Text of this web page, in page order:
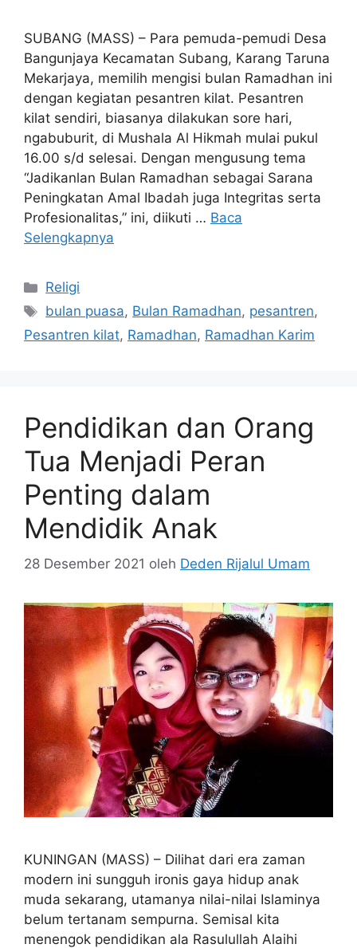
SUBANG (MASS) – Para pemuda-pemudi Desa
Bangunjaya Kecamatan Subang, Karang Taruna
Mekarjaya, memilih mengisi bulan Ramadhan ini
dengan kegiatan pesantren kilat. Pesantren
kilat sendiri, biasanya dilakukan sore hari,
ngabuburit, di Mushala Al Hikmah mulai pukul
16.00 s/d selesai. Dengan mengusung tema
“Jadikanlan Bulan Ramadhan sebagai Sarana
Peningkatan Amal Ibadah juga Integritas serta
Profesionalitas,” ini, diikuti … Baca
Selengkapnya
Kategori
Religi
Tag
bulan puasa, Bulan Ramadhan, pesantren,
Pesantren kilat, Ramadhan, Ramadhan Karim
Pendidikan dan Orang
Tua Menjadi Peran
Penting dalam
Mendidik Anak
28 Desember 2021 oleh Deden Rijalul Umam
KUNINGAN (MASS) – Dilihat dari era zaman
modern ini sungguh ironis gaya hidup anak
muda sekarang, utamanya nilai-nilai Islaminya
belum tertanam sempurna. Semisal kita
menengok pendidikan ala Rasulullah Alaihi